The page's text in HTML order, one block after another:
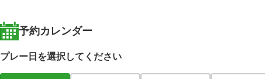
予約カレンダー
プレー日を選択してください